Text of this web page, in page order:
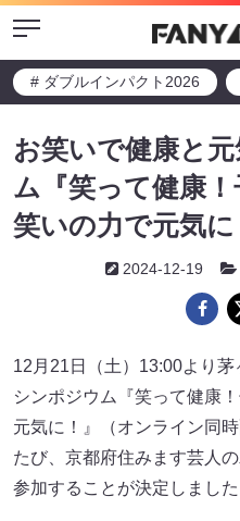
Menu
# ダブルインパクト2026
お笑いで健康と
ム『笑って健康
笑いの力で元気
2024-12-19
12月21日（土）13:00より茅
シンポジウム『笑って健康
元気に！』（オンライン同
たび、京都府住みます芸人
参加することが決定しました